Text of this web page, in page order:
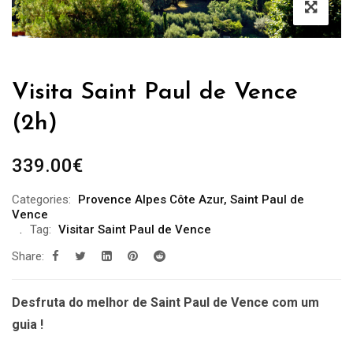
Visita Saint Paul de Vence
(2h)
339.00€
Categories: Provence Alpes Côte Azur, Saint Paul de
Vence
Tag: Visitar Saint Paul de Vence
Share:
Desfruta do melhor de Saint Paul de Vence com um
guia !